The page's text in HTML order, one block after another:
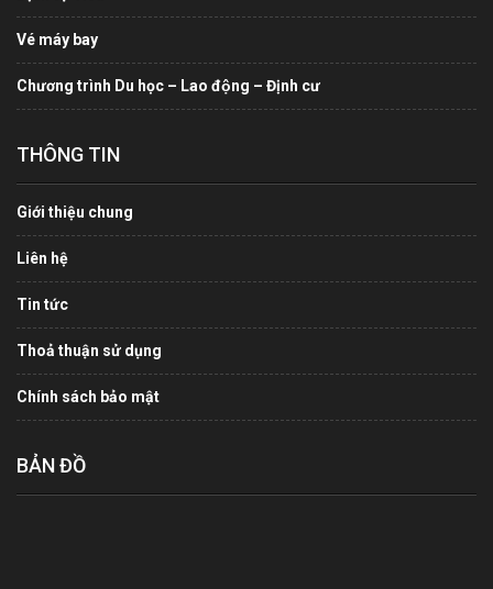
Vé máy bay
Chương trình Du học – Lao động – Định cư
THÔNG TIN
Giới thiệu chung
Liên hệ
Tin tức
Thoả thuận sử dụng
Chính sách bảo mật
BẢN ĐỒ